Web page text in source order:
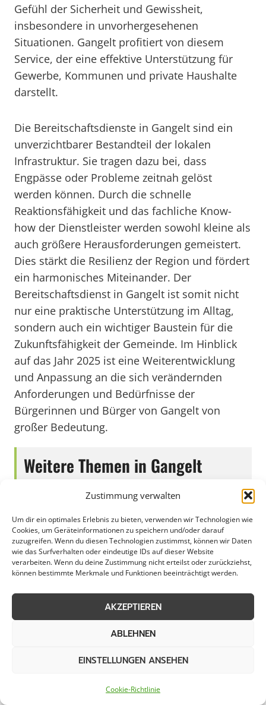
Zustimmung verwalten
Um dir ein optimales Erlebnis zu bieten, verwenden wir Technologien wie
Cookies, um Geräteinformationen zu speichern und/oder darauf
zuzugreifen. Wenn du diesen Technologien zustimmst, können wir Daten
wie das Surfverhalten oder eindeutige IDs auf dieser Website
verarbeiten. Wenn du deine Zustimmung nicht erteilst oder zurückziehst,
können bestimmte Merkmale und Funktionen beeinträchtigt werden.
AKZEPTIEREN
ABLEHNEN
EINSTELLUNGEN ANSEHEN
Cookie-Richtlinie
Gefühl der Sicherheit und Gewissheit,
insbesondere in unvorhergesehenen
Situationen. Gangelt profitiert von diesem
Service, der eine effektive Unterstützung für
Gewerbe, Kommunen und private Haushalte
darstellt.
Die Bereitschaftsdienste in Gangelt sind ein
unverzichtbarer Bestandteil der lokalen
Infrastruktur. Sie tragen dazu bei, dass
Engpässe oder Probleme zeitnah gelöst
werden können. Durch die schnelle
Reaktionsfähigkeit und das fachliche Know-
how der Dienstleister werden sowohl kleine als
auch größere Herausforderungen gemeistert.
Dies stärkt die Resilienz der Region und fördert
ein harmonisches Miteinander. Der
Bereitschaftsdienst in Gangelt ist somit nicht
nur eine praktische Unterstützung im Alltag,
sondern auch ein wichtiger Baustein für die
Zukunftsfähigkeit der Gemeinde. Im Hinblick
auf das Jahr 2025 ist eine Weiterentwicklung
und Anpassung an die sich verändernden
Anforderungen und Bedürfnisse der
Bürgerinnen und Bürger von Gangelt von
großer Bedeutung.
Weitere Themen in Gangelt
Eisglättebekämpfung Schneeabtransport
Räumung von
Notfallservice
Grünpflege in Gangelt Gartenbau in Gangelt